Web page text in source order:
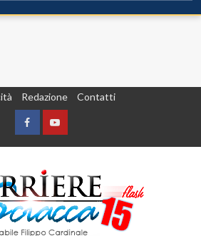
Redazione Contatti
FacebookYountube